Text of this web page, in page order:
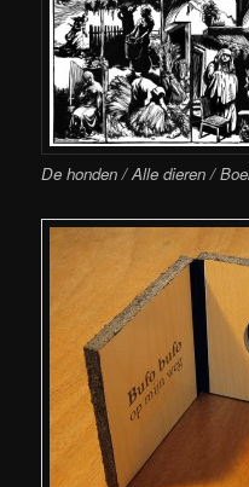
De honden / Alle dieren /